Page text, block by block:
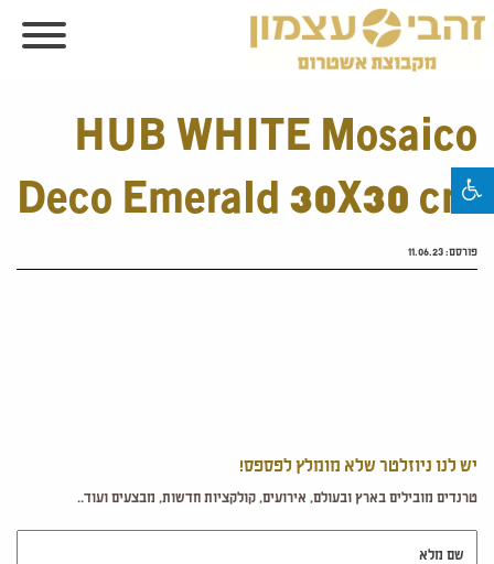
HUB WHITE Mosaico
Deco Emerald 30X30 cm
פורסם:11.06.23
יש לנו ניוזלטר שלא מומלץ לפספס!
טרנדים מובילים בארץ ובעולם, אירועים, קולקציות חדשות, מבצעים ועוד..